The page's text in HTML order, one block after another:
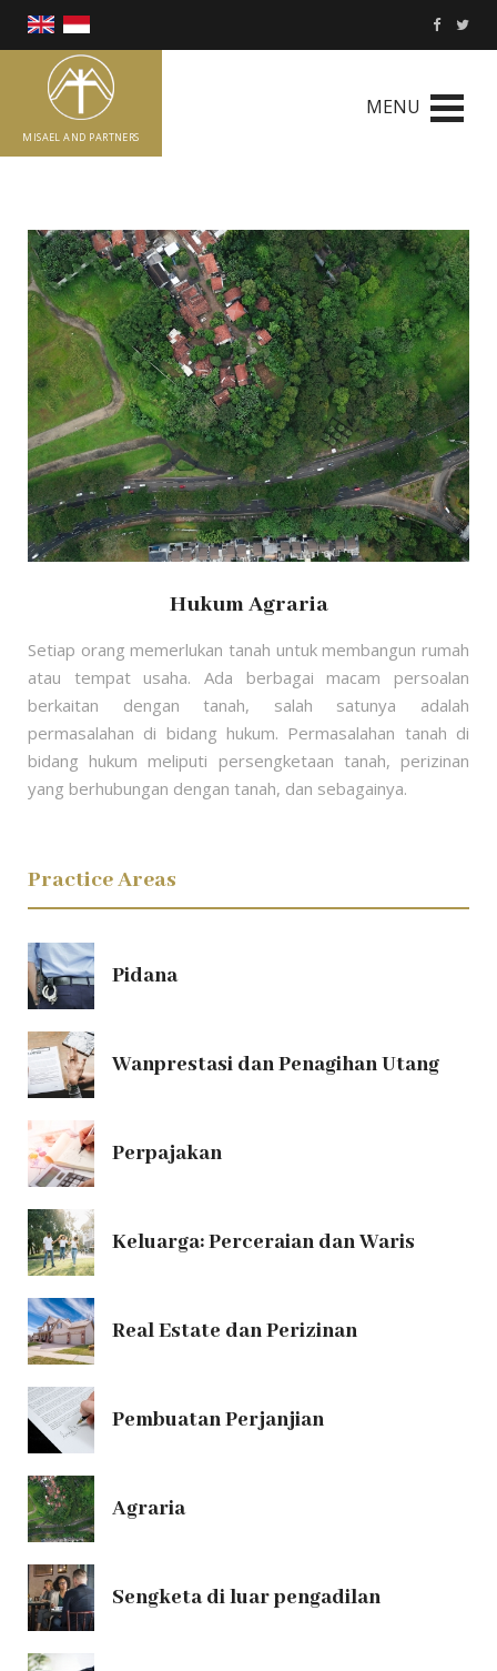
MISAEL AND PARTNERS
MENU
Hukum Agraria
Setiap orang memerlukan tanah untuk membangun rumah
atau tempat usaha. Ada berbagai macam persoalan
berkaitan dengan tanah, salah satunya adalah
permasalahan di bidang hukum. Permasalahan tanah di
bidang hukum meliputi persengketaan tanah, perizinan
yang berhubungan dengan tanah, dan sebagainya.
Practice Areas
Pidana
Wanprestasi dan Penagihan Utang
Perpajakan
Keluarga: Perceraian dan Waris
Real Estate dan Perizinan
Pembuatan Perjanjian
Agraria
Sengketa di luar pengadilan